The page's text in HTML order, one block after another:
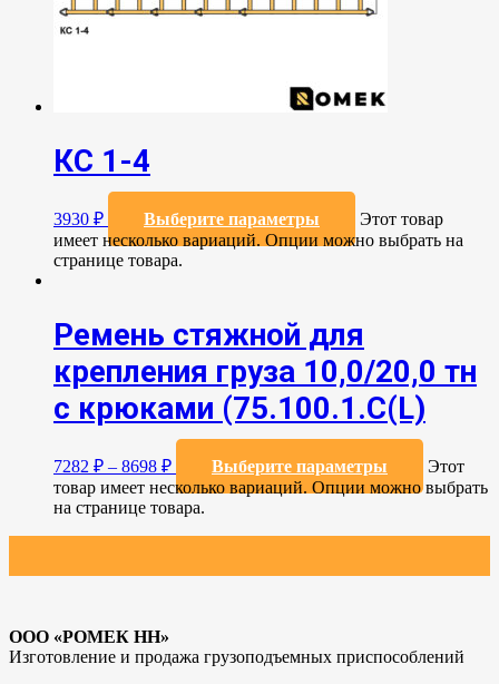
КС 1-4
3930 ₽ Выберите параметры
Этот товар
имеет несколько вариаций. Опции можно выбрать на
странице товара.
Ремень стяжной для
крепления груза 10,0/20,0 тн
с крюками (75.100.1.C(L)
7282 ₽ – 8698 ₽ Выберите параметры
Этот
товар имеет несколько вариаций. Опции можно выбрать
на странице товара.
ООО «РОМЕК НН»
Изготовление и продажа грузоподъемных приспособлений